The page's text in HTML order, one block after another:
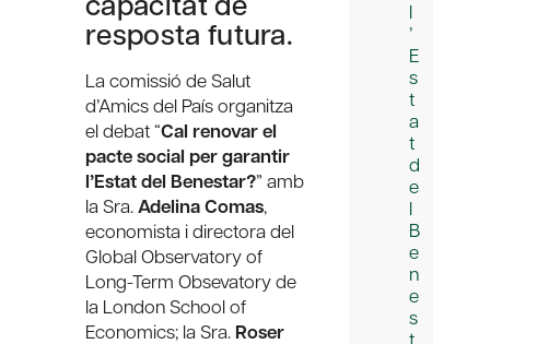
resposta futura.
La comissió de Salut
d’Amics del País organitza
el debat “Cal renovar el
pacte social per garantir
l’Estat del Benestar?” amb
la Sra.Adelina Comas,
economista i directora del
Global Observatory of
Long-Term Obsevatory de
la London School of
Economics; la Sra. Roser
l
’
E
s
t
a
t
d
e
l
B
e
n
e
s
t